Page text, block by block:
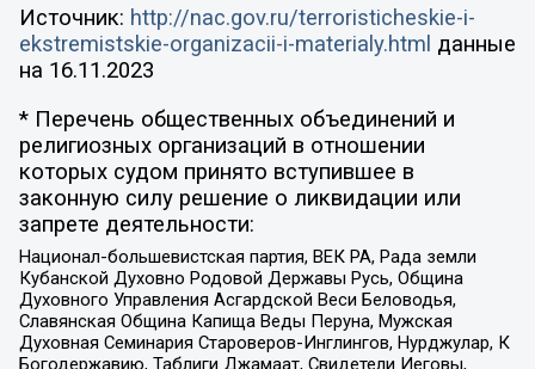
Источник: http://nac.gov.ru/terroristicheskie-i-
ekstremistskie-organizacii-i-materialy.html данные
на 16.11.2023
* Перечень общественных объединений и
религиозных организаций в отношении
которых судом принято вступившее в
законную силу решение о ликвидации или
запрете деятельности:
Национал-большевистская партия, ВЕК РА, Рада земли
Кубанской Духовно Родовой Державы Русь, Община
Духовного Управления Асгардской Веси Беловодья,
Славянская Община Капища Веды Перуна, Мужская
Духовная Семинария Староверов-Инглингов, Нурджулар, К
Богодержавию, Таблиги Джамаат, Свидетели Иеговы,